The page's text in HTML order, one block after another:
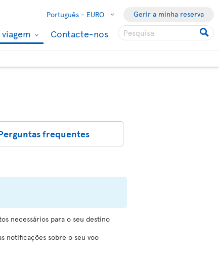
Português - EURO Gerir a minha reserva
Contacte-nos
frequentes
necessários para o seu destino
notificações sobre o seu voo